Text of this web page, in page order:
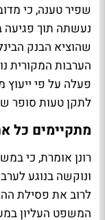
שפיר טענה, כי
נעשתה תוך פגיעה
שהוציא הבנק
הערבות המקורית
פעלה על פי
לתקן טעות סופר
מתקיימים כל
רונן אומרת, כי
ונוקשה בנוגע
המשפט העליון